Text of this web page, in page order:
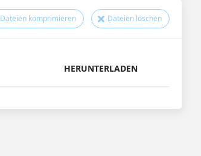
Dateien komprimieren Dateien löschen
HERUNTERLADEN